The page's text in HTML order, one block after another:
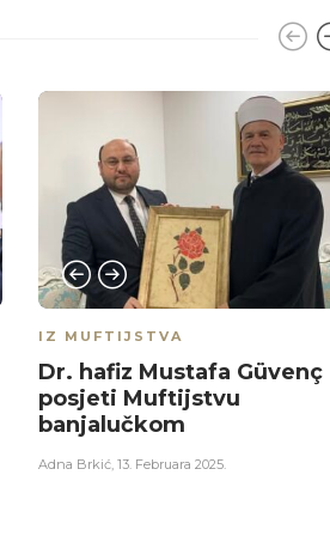
IZ MUFTIJSTVA
Dr. hafiz Mustafa Güvenç
posjeti Muftijstvu
banjalučkom
Adna Brkić, 13. Februara 2025.